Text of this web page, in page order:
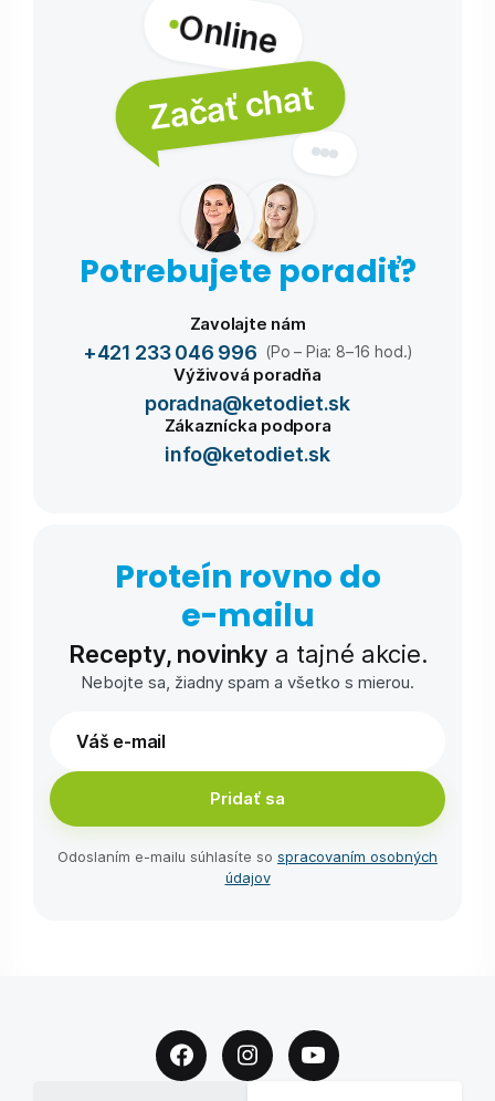
Online
Začať chat
Potrebujete poradiť?
Zavolajte nám
+421 233 046 996 (Po – Pia: 8–16 hod.)
Výživová poradňa
poradna@ketodiet.sk
Zákaznícka podpora
info@ketodiet.sk
Proteín rovno do
e-⁠mailu
Recepty, novinky a tajné akcie.
Nebojte sa, žiadny spam a všetko s mierou.
Pridať sa
Odoslaním e-⁠mailu súhlasíte so spracovaním osobných
údajov